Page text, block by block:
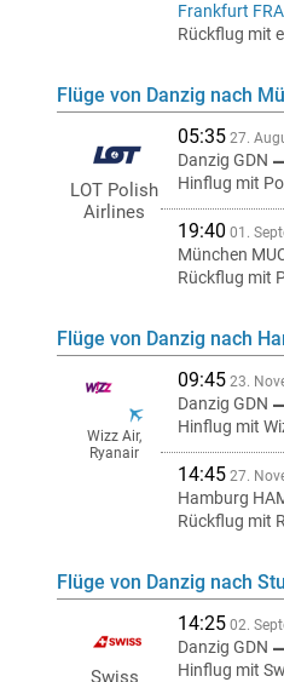
Frankfurt FRA
Rückflug mit
Flüge von Danzig nach
05:35 27.
Danzig GDN
Hinflug mit
19:40 01.
München
Rückflug mit
LOT Polish
Airlines
Flüge von Danzig nach
09:45 23.
Danzig GDN
Hinflug mit
14:45 27.
Hamburg
Rückflug mit
Wizz Air,
Ryanair
Flüge von Danzig nach
14:25 02.
Danzig GDN
Hinflug mit
Swiss